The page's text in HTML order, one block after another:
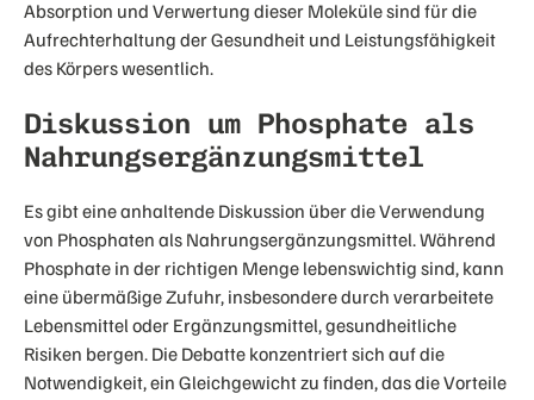
Absorption und Verwertung dieser Moleküle sind für die
Aufrechterhaltung der Gesundheit und Leistungsfähigkeit
des Körpers wesentlich.
Diskussion um Phosphate als
Nahrungsergänzungsmittel
Es gibt eine anhaltende Diskussion über die Verwendung
von Phosphaten als Nahrungsergänzungsmittel. Während
Phosphate in der richtigen Menge lebenswichtig sind, kann
eine übermäßige Zufuhr, insbesondere durch verarbeitete
Lebensmittel oder Ergänzungsmittel, gesundheitliche
Risiken bergen. Die Debatte konzentriert sich auf die
Notwendigkeit, ein Gleichgewicht zu finden, das die Vorteile